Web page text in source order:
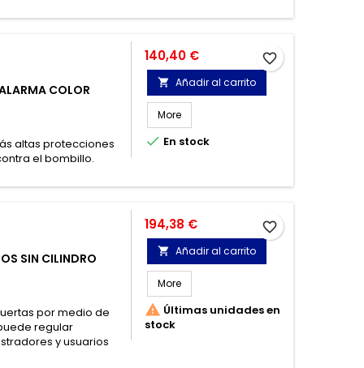
COLOR
altas protecciones
el bombillo.
Precio
140,40 €
 Añadir al carrito
More
 En stock
favorite_border
SIN CILINDRO
por medio de
regular
y usuarios
Precio
194,38 €
 Añadir al carrito
More
 Últimas unidades en
stock
favorite_border